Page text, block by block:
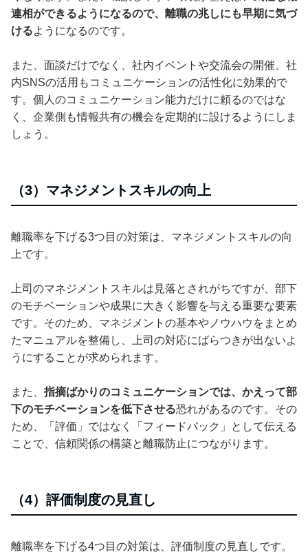
連相ができるようになるので、離職の兆しにも早期に気づ
けるようになるのです。
また、面談だけでなく、社内イベントや交流会の開催、社
内SNSの活用もコミュニケーションの活性化に効果的で
す。個人のコミュニケーション能力だけに頼るのではな
く、企業側も情報共有の機会を定期的に設けるようにしま
しょう。
（3）マネジメントスキルの向上
離職率を下げる3つ目の対策は、マネジメントスキルの向
上です。
上司のマネジメントスキルは見落とされがちですが、部下
のモチベーションや成果に大きく影響を与える重要な要素
です。そのため、マネジメントの基本やノウハウをまとめ
たマニュアルを整備し、上司の対応にばらつきが出ないよ
うにすることが求められます。
また、 指摘ばかりのコミュニケーションでは、かえって部
下のモチベーションを低下させる恐れがあるのです。その
ため、「評価」ではなく「フィードバック」として伝える
ことで、信頼関係の構築と離職防止につながります。
（4）評価制度の見直し
離職率を下げる4つ目の対策は、評価制度の見直しです。